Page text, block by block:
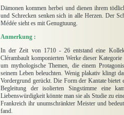
Dämonen kommen herbei und dienen ihrem
und Schrecken senken sich in alle Herzen. Der
Médée sieht es mit Genugtuung.
Anmerkung :
In der Zeit von 1710 - 26 entstand eine
Clérambault komponierten Werke dieser
um mythologische Themen, die einem
seinem Leben beleuchten. Wenig plakativ klingt
Vordergrund gerückt. Die Form der Kantate bietet
Begleitung der isolierten Singstimme eine
Liebenswürdigkeit könnte man sie als Studie zu
Frankreich ihr unumschränkter Meister und
fand.